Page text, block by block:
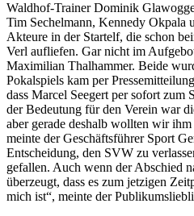
Waldhof-Trainer Dominik
Tim Sechelmann, Kennedy Okpala
Akteure in der Startelf, die schon
Verl aufliefen. Gar nicht im
Maximilian Thalhammer. Beide
Pokalspiels kam per
dass Marcel Seegert per sofort
der Bedeutung für den Verein war
aber gerade deshalb wollten wir
meinte der Geschäftsführer Sport
Entscheidung, den SVW zu
gefallen. Auch wenn der Abschied
überzeugt, dass es zum jetzigen
mich ist“, meinte der